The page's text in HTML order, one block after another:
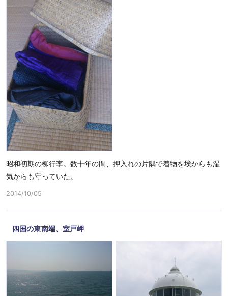
昭和初期の柳行李。数十年の間、押入れの片隅で着物を埃からも湿
気からも守っていた。
2014/10/05
四国の東南端、室戸岬